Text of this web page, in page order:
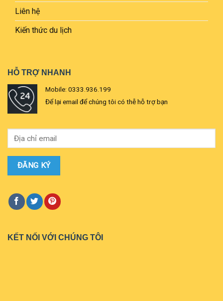
Liên hệ
Kiến thức du lịch
HỖ TRỢ NHANH
Mobile: 0333.936.199
Để lại email để chúng tôi có thễ hỗ trợ bạn
KẾT NỐI VỚI CHÚNG TÔI